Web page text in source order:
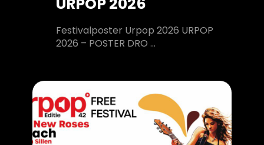
Festivalposter Urpop 2026 URPOP
2026 – POSTER DRO ...